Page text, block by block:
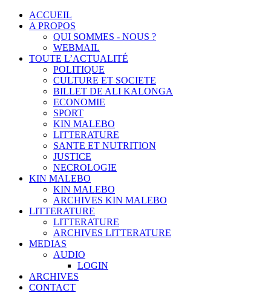
ACCUEIL
A PROPOS
QUI SOMMES - NOUS ?
WEBMAIL
TOUTE L’ACTUALITÉ
POLITIQUE
CULTURE ET SOCIETE
BILLET DE ALI KALONGA
ECONOMIE
SPORT
KIN MALEBO
LITTERATURE
SANTE ET NUTRITION
JUSTICE
NECROLOGIE
KIN MALEBO
KIN MALEBO
ARCHIVES KIN MALEBO
LITTERATURE
LITTERATURE
ARCHIVES LITTERATURE
MEDIAS
AUDIO
LOGIN
ARCHIVES
CONTACT